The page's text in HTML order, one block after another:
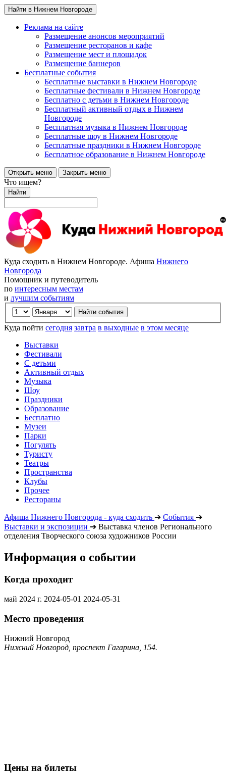
Найти в Нижнем Новгороде
Реклама на сайте
Размещение анонсов мероприятий
Размещение ресторанов и кафе
Размещение мест и площадок
Размещение баннеров
Бесплатные события
Бесплатные выставки в Нижнем Новгороде
Бесплатные фестивали в Нижнем Новгороде
Бесплатно с детьми в Нижнем Новгороде
Бесплатный активный отдых в Нижнем
Новгороде
Бесплатная музыка в Нижнем Новгороде
Бесплатные шоу в Нижнем Новгороде
Бесплатные праздники в Нижнем Новгороде
Бесплатное образование в Нижнем Новгороде
Открыть меню Закрыть меню
Что ищем?
Найти
Куда сходить в Нижнем Новгороде. Афиша Нижнего
Новгорода
Помощник и путеводитель
по интересным местам
и лучшим событиям
Куда пойти сегодня завтра в выходные в этом месяце
Выставки
Фестивали
С детьми
Активный отдых
Музыка
Шоу
Праздники
Образование
Бесплатно
Музеи
Парки
Погулять
Туристу
Театры
Пространства
Клубы
Прочее
Рестораны
Афиша Нижнего Новгорода - куда сходить ➔ События ➔
Выставки и экспозиции ➔ Выставка членов Регионального
отделения Творческого союза художников России
Информация о событии
Когда проходит
май 2024 г. 2024-05-01 2024-05-31
Место проведения
Нижний Новгород
Нижний Новгород, проспект Гагарина, 154.
Цены на билеты